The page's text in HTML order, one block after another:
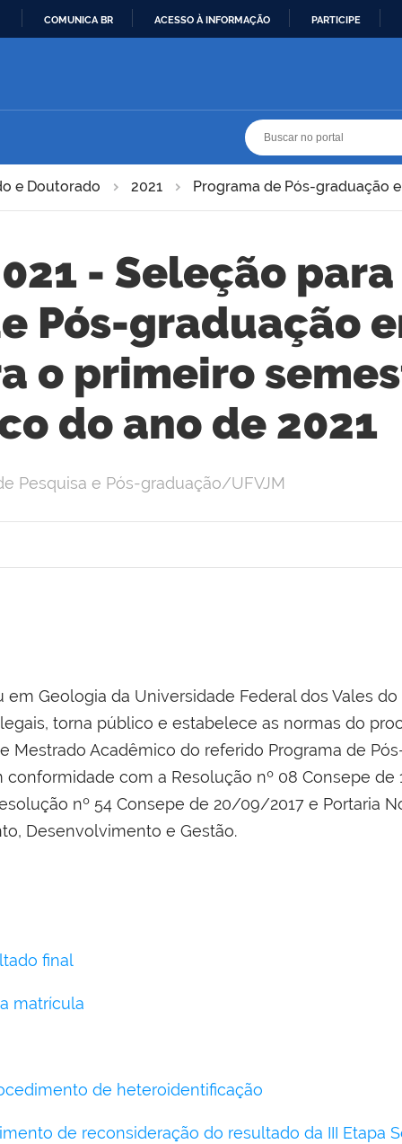
COMUNICA BR ACESSO À INFORMAÇÃO PARTICIPE
e Doutorado 2021 Programa de Pós-graduação
- Seleção para
Pós-graduação
o primeiro
do ano de 2021
Pesquisa e Pós-graduação/UFVJM
Geologia da Universidade Federal dos Vales
torna público e estabelece as normas do
Mestrado Acadêmico do referido Programa de
com a Resolução nº 08 Consepe de
nº 54 Consepe de 20/09/2017 e Portaria
Desenvolvimento e Gestão.
final
matrícula
de heteroidentificação
de reconsideração do resultado da III Etapa